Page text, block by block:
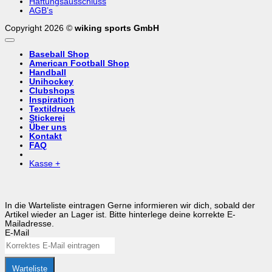
AGB’s
Copyright 2026 © wiking sports GmbH
Baseball Shop
American Football Shop
Handball
Unihockey
Clubshops
Inspiration
Textildruck
Stickerei
Über uns
Kontakt
FAQ
Kasse +
In die Warteliste eintragen Gerne informieren wir dich, sobald der
Artikel wieder an Lager ist. Bitte hinterlege deine korrekte E-
Mailadresse.
E-Mail
Warteliste